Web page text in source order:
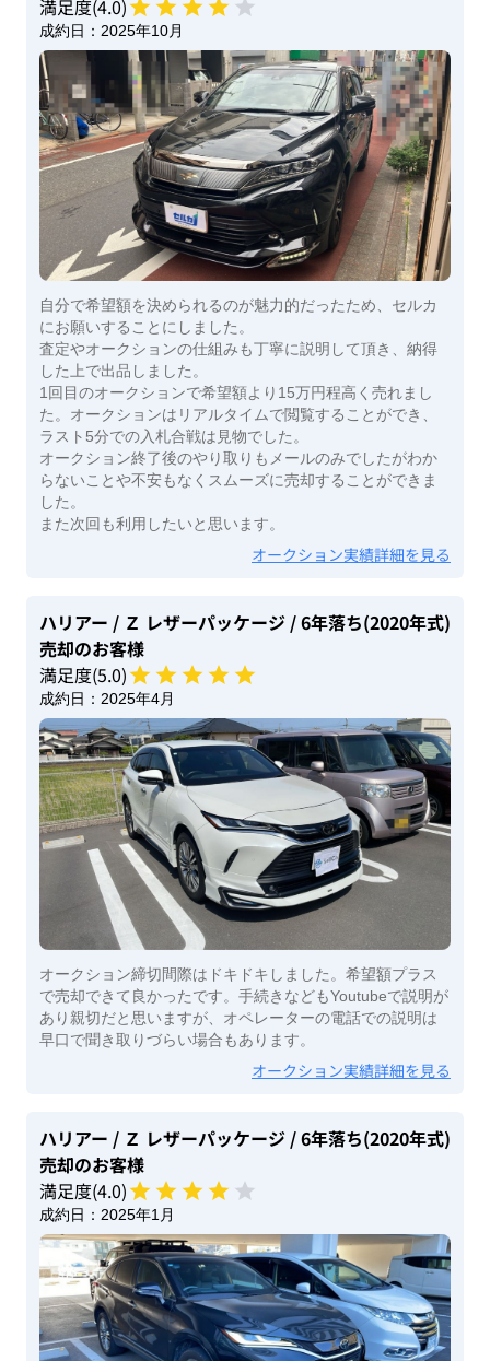
満足度(4.0)
成約日： 2025年10月
自分で希望額を決められるのが魅力的だったため、セルカ
にお願いすることにしました。
査定やオークションの仕組みも丁寧に説明して頂き、納得
した上で出品しました。
1回目のオークションで希望額より15万円程高く売れまし
た。オークションはリアルタイムで閲覧することができ、
ラスト5分での入札合戦は見物でした。
オークション終了後のやり取りもメールのみでしたがわか
らないことや不安もなくスムーズに売却することができま
した。
また次回も利用したいと思います。
オークション実績詳細を見る
ハリアー / Ｚ レザーパッケージ / 6年落ち(2020年式)
売却のお客様
満足度(5.0)
成約日： 2025年4月
オークション締切間際はドキドキしました。希望額プラス
で売却できて良かったです。手続きなどもYoutubeで説明が
あり親切だと思いますが、オペレーターの電話での説明は
早口で聞き取りづらい場合もあります。
オークション実績詳細を見る
ハリアー / Ｚ レザーパッケージ / 6年落ち(2020年式)
売却のお客様
満足度(4.0)
成約日： 2025年1月